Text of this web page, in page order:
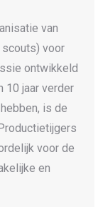
van
voor
ontwikkeld
10 jaar verder
is de
voor de
en